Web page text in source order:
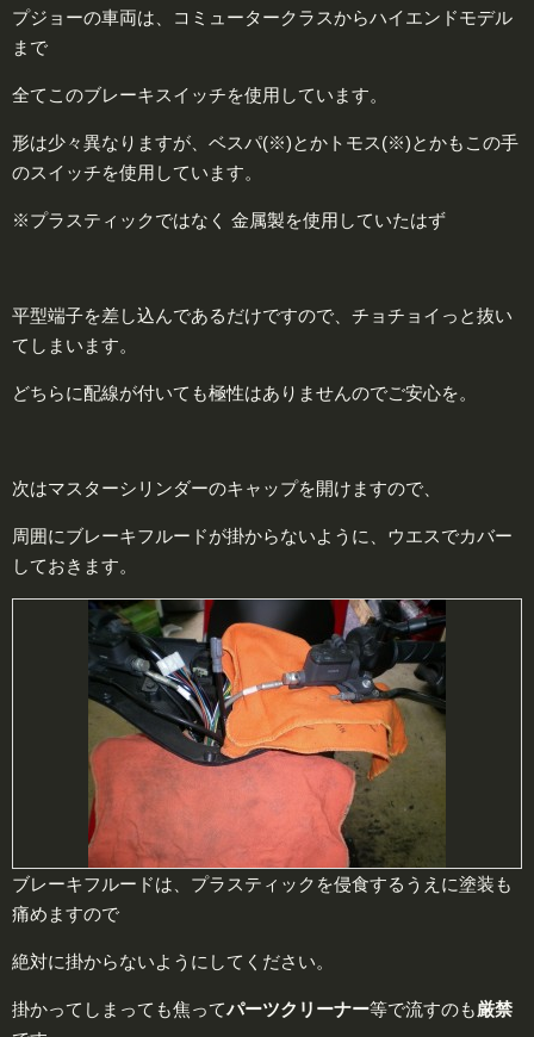
プジョーの車両は、コミュータークラスからハイエンドモデル
まで
全てこのブレーキスイッチを使用しています。
形は少々異なりますが、ベスパ(※)とかトモス(※)とかもこの手
のスイッチを使用しています。
※プラスティックではなく 金属製を使用していたはず
平型端子を差し込んであるだけですので、チョチョイっと抜い
てしまいます。
どちらに配線が付いても極性はありませんのでご安心を。
次はマスターシリンダーのキャップを開けますので、
周囲にブレーキフルードが掛からないように、ウエスでカバー
しておきます。
ブレーキフルードは、プラスティックを侵食するうえに塗装も
痛めますので
絶対に掛からないようにしてください。
掛かってしまっても焦ってパーツクリーナー等で流すのも厳禁